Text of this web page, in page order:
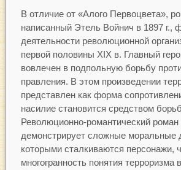
В отличие от «Алого Первоцвета»,
написанный Этель Войнич в 1897 г.,
деятельности революционной
первой половины XIX в. Главный
вовлечен в подпольную борьбу
правления. В этом произведении
представлен как форма
насилие становится средством
Революционно-романтический
демонстрирует сложные моральные
которыми сталкиваются персонажи,
многогранность понятия терроризма